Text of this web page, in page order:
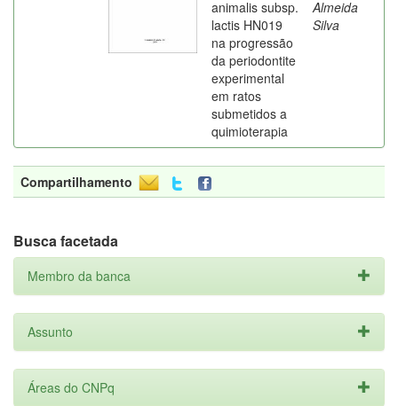
animalis subsp.
lactis HN019
na progressão
da periodontite
experimental
em ratos
submetidos a
quimioterapia
Almeida
Silva
Compartilhamento
Busca facetada
Membro da banca
Assunto
Áreas do CNPq